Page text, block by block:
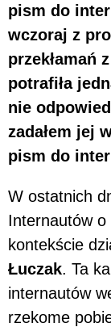
pism do
wczoraj z
przekłamań
potrafiła
nie
zadałem jej
pism do
W ostatnich
Internautów
kontekście
Łuczak. Ta
internautów
rzekome